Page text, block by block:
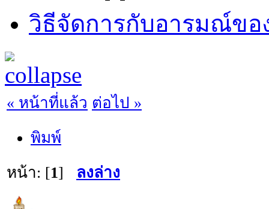
วิธีจัดการกับอารมณ์ขอ
« หน้าที่แล้ว ต่อไป »
พิมพ์
หน้า: [1] ลงล่าง